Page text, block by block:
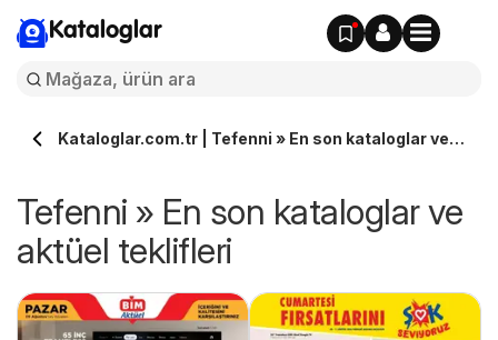
Kataloglar
Kataloglar.com.tr | Tefenni » En son kataloglar ve
Tefenni » En son kataloglar ve
aktüel teklifleri